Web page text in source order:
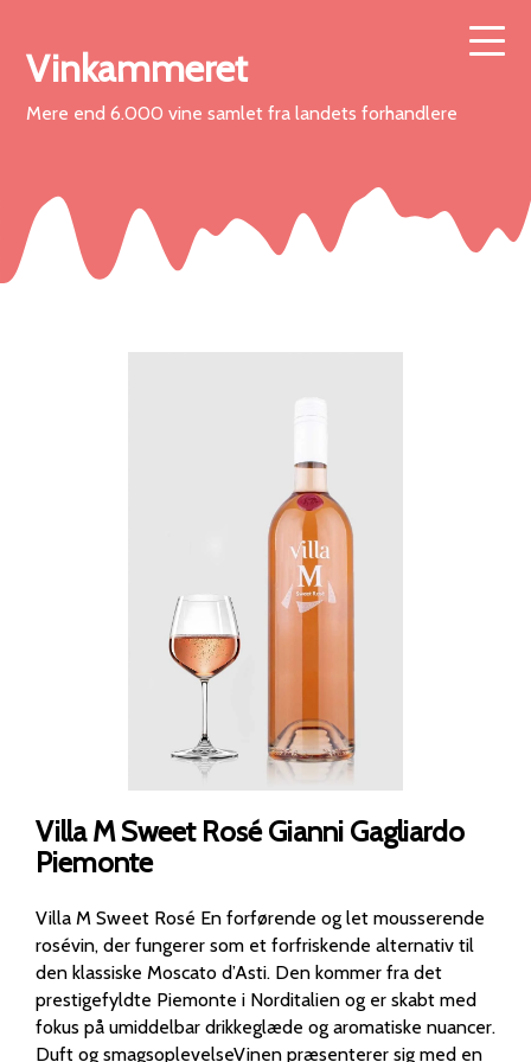
Vinkammeret
Mere end 6.000 vine samlet fra landets forhandlere
Villa M Sweet Rosé Gianni Gagliardo
Piemonte
Villa M Sweet Rosé En forførende og let mousserende
rosévin, der fungerer som et forfriskende alternativ til
den klassiske Moscato d’Asti. Den kommer fra det
prestigefyldte Piemonte i Norditalien og er skabt med
fokus på umiddelbar drikkeglæde og aromatiske nuancer.
Duft og smagsoplevelseVinen præsenterer sig med en